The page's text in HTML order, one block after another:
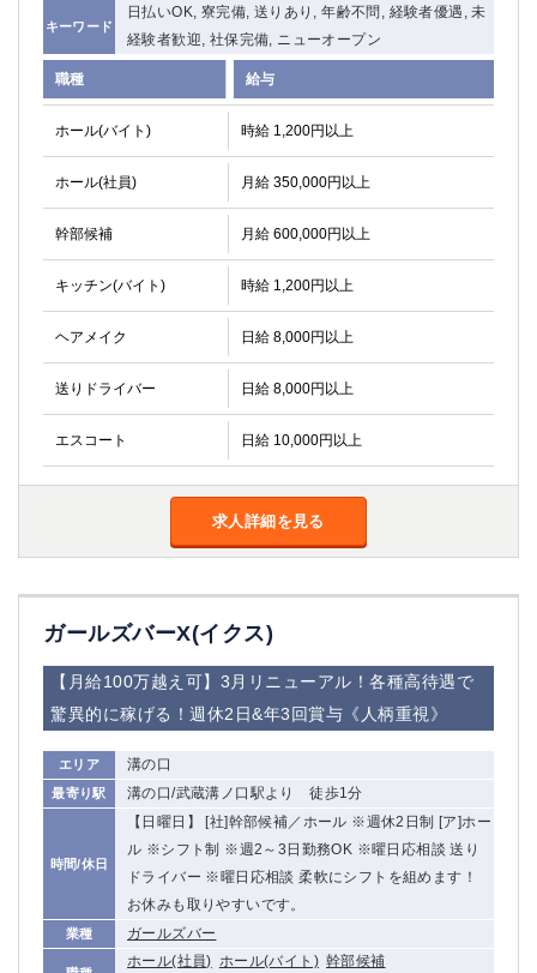
キーワード
日払いOK, 寮完備, 送りあり, 年齢不問, 経験者優遇, 未
経験者歓迎, 社保完備, ニューオープン
職種 給与
ホール(バイト) 時給 1,200円以上
ホール(社員) 月給 350,000円以上
幹部候補 月給 600,000円以上
キッチン(バイト) 時給 1,200円以上
ヘアメイク 日給 8,000円以上
送りドライバー 日給 8,000円以上
エスコート 日給 10,000円以上
求人詳細を見る
ガールズバーX(イクス)
【月給100万越え可】3月リニューアル！各種高待遇で
驚異的に稼げる！週休2日&年3回賞与《人柄重視》
エリア 溝の口
最寄り駅 溝の口/武蔵溝ノ口駅より 徒歩1分
時間/休日
【日曜日】 [社]幹部候補／ホール ※週休2日制 [ア]ホー
ル ※シフト制 ※週2～3日勤務OK ※曜日応相談 送り
ドライバー ※曜日応相談 柔軟にシフトを組めます！
お休みも取りやすいです。
業種 ガールズバー
ホール(社員) ホール(バイト) 幹部候補
相模原
横須賀
桜木町
埼玉県
南越谷
草加
南浦和
所沢
熊谷
獨協大学前＜草加松原＞
北浦和（西口）
船橋
津田沼
成田
千葉
佐倉
木更津
茂原
松戸
八千代台
本八幡
東金
浦安
栃木県
宇都宮
東武宇都宮（宇都宮西口）
群馬県